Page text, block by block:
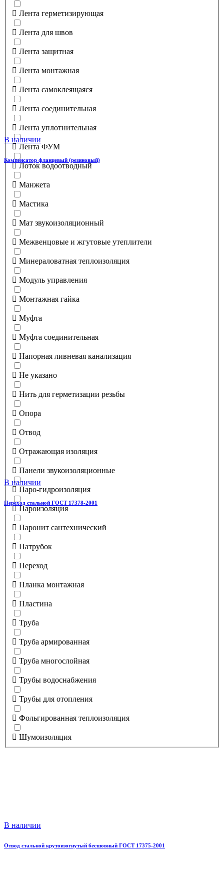
Лента герметизирующая
Лента для швов
Лента защитная
Лента монтажная
Лента самоклеящаяся
Лента соединительная
Лента уплотнительная
Лента ФУМ
Лоток водоотводный
Манжета
Мастика
Мат звукоизоляционный
Межвенцовые и жгутовые утеплители
Минераловатная теплоизоляция
Модуль управления
Монтажная гайка
Муфта
Муфта соединительная
Напорная ливневая канализация
Не указано
Нить для герметизации резьбы
Опора
Отвод
Отражающая изоляция
Панели звукоизоляционные
Паро-гидроизоляция
Пароизоляция
Паронит сантехнический
Патрубок
Переход
Планка монтажная
Пластина
Труба
Труба армированная
Труба многослойная
Трубы водоснабжения
Трубы для отопления
Фольгированная теплоизоляция
Шумоизоляция
В наличии
Компенсатор фланцевый (резиновый)
В наличии
Переход стальной ГОСТ 17378-2001
В наличии
Отвод стальной крутоизогнутый бесшовный ГОСТ 17375-2001